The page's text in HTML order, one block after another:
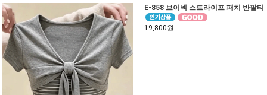
E-858 브이넥 스트라이프 패치 반팔티
19,800원